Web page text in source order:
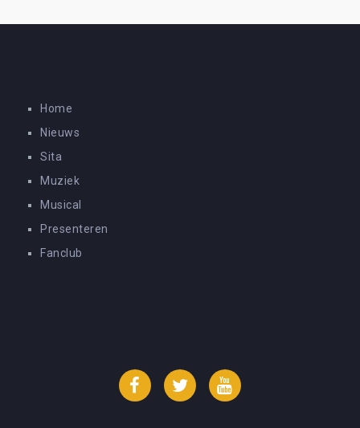
Home
Nieuws
Sita
Muziek
Musical
Presenteren
Fanclub
FacebookTwitter YouTube